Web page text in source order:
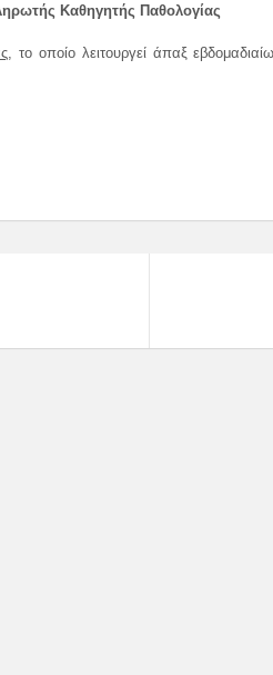
Καθηγητής Παθολογίας
, το οποίο λειτουργεί άπαξ